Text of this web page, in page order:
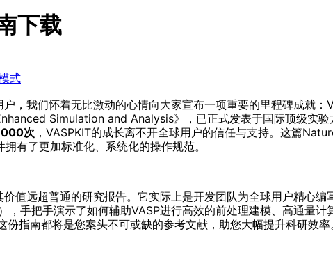
下载
式
，我们怀着无比激动的心情向大家宣布一项重要的里程碑成就
Simulation and Analysis》，已正式发表于国际顶级实验
次 ，VASPKIT的成长离不开全球用户的信任与支持。这篇
有了更加标准化、系统化的操作规范。
远超普通的研究报告。它实际上是开发团队为全球用户精心编
手把手演示了如何辅助VASP进行高效的前处理建模、高通量
指南都将是您案头不可或缺的参考文献，助您大幅提升科研效率